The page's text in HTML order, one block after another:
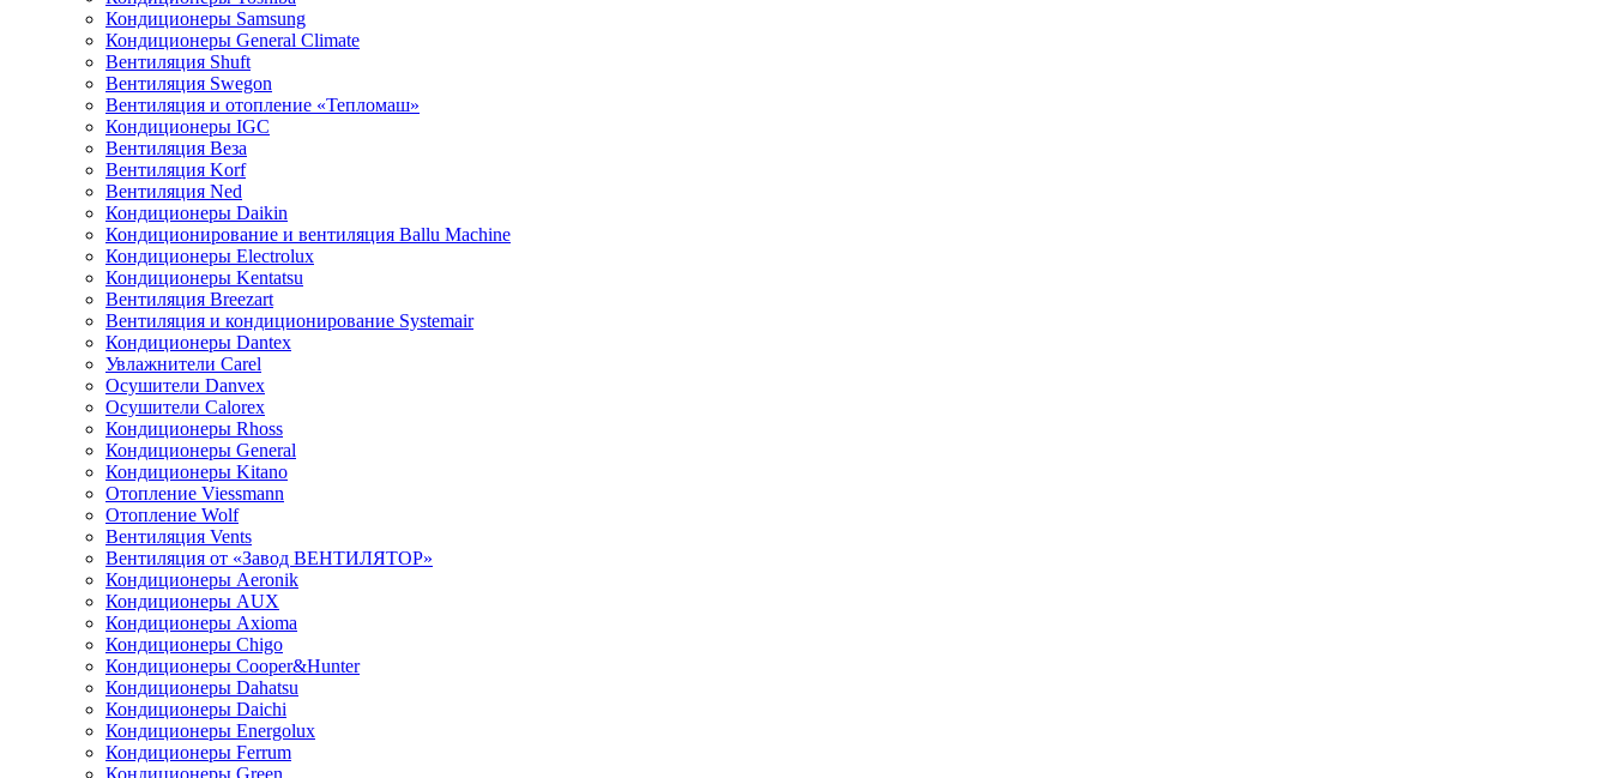
Кондиционеры Samsung
Кондиционеры General Climate
Вентиляция Shuft
Вентиляция Swegon
Вентиляция и отопление «Тепломаш»
Кондиционеры IGC
Вентиляция Веза
Вентиляция Korf
Вентиляция Ned
Кондиционеры Daikin
Кондиционирование и вентиляция Ballu Machine
Кондиционеры Electrolux
Кондиционеры Kentatsu
Вентиляция Breezart
Вентиляция и кондиционирование Systemair
Кондиционеры Dantex
Увлажнители Carel
Осушители Danvex
Осушители Calorex
Кондиционеры Rhoss
Кондиционеры General
Кондиционеры Kitano
Отопление Viessmann
Отопление Wolf
Вентиляция Vents
Вентиляция от «Завод ВЕНТИЛЯТОР»
Кондиционеры Aeronik
Кондиционеры AUX
Кондиционеры Axioma
Кондиционеры Chigo
Кондиционеры Cooper&Hunter
Кондиционеры Dahatsu
Кондиционеры Daichi
Кондиционеры Energolux
Кондиционеры Ferrum
Кондиционеры Green